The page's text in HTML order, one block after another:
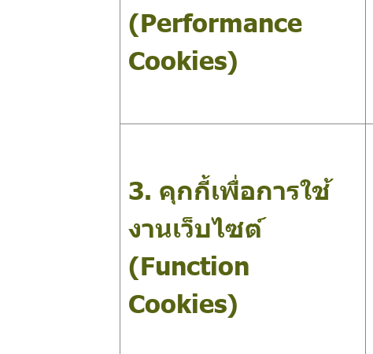
(Performance
Cookies)
3. คุกกี้เพื่อการใช้
งานเว็บไซต์
(Function
Cookies)